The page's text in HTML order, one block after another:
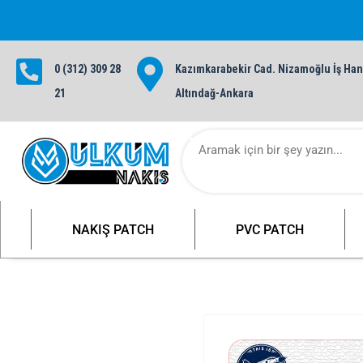
1000 TL ve üzeri siparişlerinizde
0 (312) 309 28
21
Kazımkarabekir Cad. Nizamoğlu İş
Altındağ-Ankara
NAKIŞ PATCH PVC PATCH